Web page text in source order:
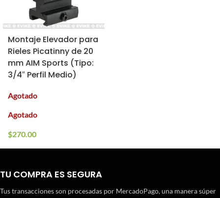
Montaje Elevador para
Rieles Picatinny de 20
mm AIM Sports (Tipo:
3/4″ Perfil Medio)
Agotado
Agotado
$270.00
TU COMPRA ES SEGURA
Tus transacciones son procesadas por MercadoPago, una manera súper